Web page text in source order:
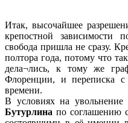
Итак, высочайшее
крепостной зависимости
свобода пришла не сразу.
полтора года, потому что
дела¬лись, к тому же
Флоренции, и переписка
времени.
В условиях на
Бутурлина по соглашению